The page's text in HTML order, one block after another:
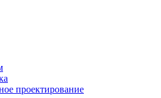
проектирование